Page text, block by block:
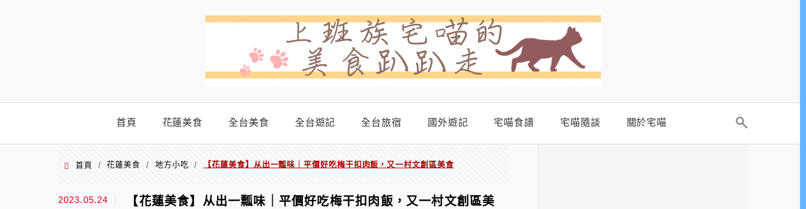
首頁 花蓮美食 全台美食 全台遊記 全台旅宿 國外遊記 宅喵食譜 宅喵隨談 關於宅喵
首頁 / 花蓮美食 / 地方小吃 / 【花蓮美食】从出一瓢味｜平價好吃梅干扣肉飯，又一村文創區美食
2023.05.24
【花蓮美食】从出一瓢味｜平價好吃梅干扣肉飯，又一村文創區美